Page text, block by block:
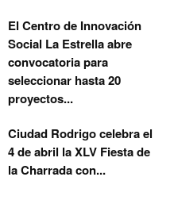
El Centro de Innovación
Social La Estrella abre
convocatoria para
seleccionar hasta 20
proyectos...
Ciudad Rodrigo celebra el
4 de abril la XLV Fiesta de
la Charrada con...